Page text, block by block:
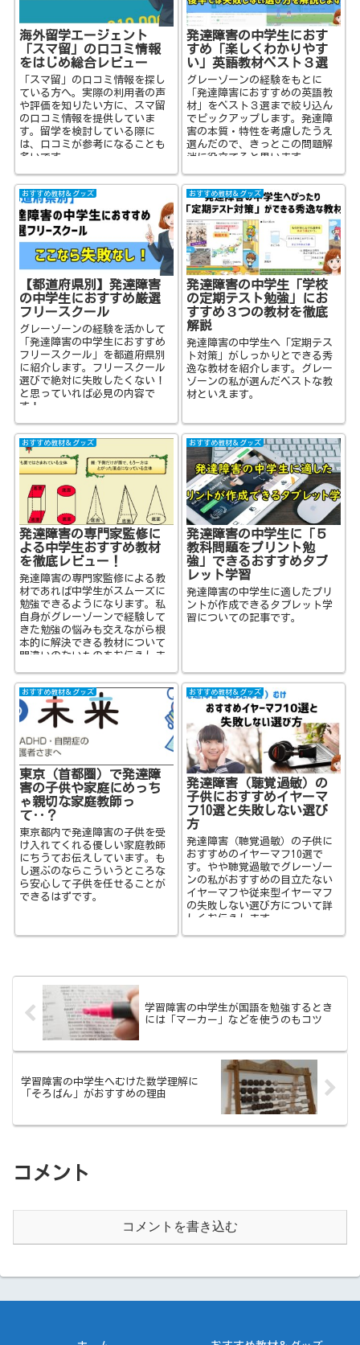
海外留学エージェント
「スマ留」の口コミ情報
をはじめ総合レビュー
「スマ留」の口コミ情報を探し
ている方へ。実際の利用者の声
や評価を知りたい方に、スマ留
の口コミ情報を提供していま
す。留学を検討している際に
は、口コミが参考になることも
多いです。
発達障害の中学生におす
すめ「楽しくわかりやす
い」英語教材ベスト３選
グレーゾーンの経験をもとに
「発達障害におすすめの英語教
材」をベスト３選まで絞り込ん
でピックアップします。発達障
害の本質・特性を考慮したうえ
選んだので、きっとこの問題解
消に役立てると思います。
おすすめ教材＆グッズ
【都道府県別】発達障害
の中学生におすすめ厳選
フリースクール
グレーゾーンの経験を活かして
「発達障害の中学生におすすめ
フリースクール」を都道府県別
に紹介します。フリースクール
選びで絶対に失敗したくない！
と思っていれば必見の内容で
す！
おすすめ教材＆グッズ
発達障害の中学生「学校
の定期テスト勉強」にお
すすめ３つの教材を徹底
解説
発達障害の中学生へ「定期テス
ト対策」がしっかりとできる秀
逸な教材を紹介します。グレー
ゾーンの私が選んだベストな教
材といえます。
おすすめ教材＆グッズ
発達障害の専門家監修に
よる中学生おすすめ教材
を徹底レビュー！
発達障害の専門家監修による教
材であれば中学生がスムーズに
勉強できるようになります。私
自身がグレーゾーンで経験して
きた勉強の悩みも交えながら根
本的に解決できる教材について
間違いのないものをお伝えしま
おすすめ教材＆グッズ
発達障害の中学生に「５
教科問題をプリント勉
強」できるおすすめタブ
レット学習
発達障害の中学生に適したプリ
ントが作成できるタブレット学
習についての記事です。
おすすめ教材＆グッズ
東京（首都圏）で発達障
害の子供や家庭にめっち
ゃ親切な家庭教師っ
て‥？
東京都内で発達障害の子供を受
け入れてくれる優しい家庭教師
にちうてお伝えしています。も
し選ぶのならこういうところな
ら安心して子供を任せることが
できるはずです。
おすすめ教材＆グッズ
発達障害（聴覚過敏）の
子供におすすめイヤーマ
フ10選と失敗しない選び
方
発達障害（聴覚過敏）の子供に
おすすめのイヤーマフ10選で
す。やや聴覚過敏でグレーゾー
ンの私がおすすめの目立たない
イヤーマフや従来型イヤーマフ
の失敗しない選び方について詳
しくお伝えします。
学習障害の中学生が国語を勉強するとき
には「マーカー」などを使うのもコツ
学習障害の中学生へむけた数学理解に
「そろばん」がおすすめの理由
コメント
コメントを書き込む